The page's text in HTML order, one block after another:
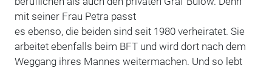
mit seiner Frau Petra passt
es ebenso, die beiden sind seit 1980 ­verheiratet. Sie
arbeitet ebenfalls beim BFT und wird dort nach dem
Weggang ihres Mannes weitermachen. Und so lebt